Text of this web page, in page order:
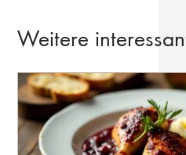
Weitere